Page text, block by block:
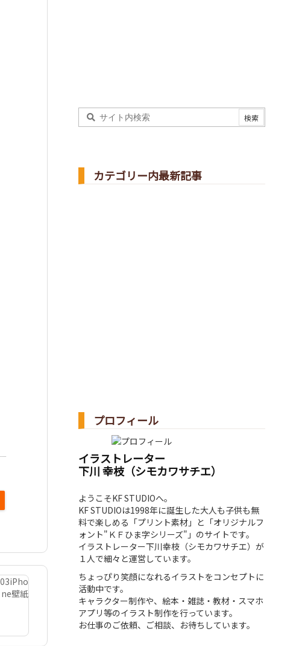
カテゴリー内最新記事
プロフィール
イラストレーター
下川 幸枝（シモカワサチエ）
ようこそKF STUDIOへ。
KF STUDIOは1998年に誕生した大人も子供も無
料で楽しめる「プリント素材」と「オリジナルフ
ォント"ＫＦひま字シリーズ"」のサイトです。
イラストレーター下川幸枝（シモカワサチエ）が
１人で細々と運営しています。
ちょっぴり笑顔になれるイラストをコンセプトに
活動中です。
キャラクター制作や、絵本・雑誌・教材・スマホ
アプリ等のイラスト制作を行っています。
お仕事のご依頼、ご相談、お待ちしています。